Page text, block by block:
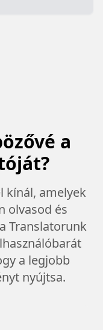
a
kínál, amelyek
olvasod és
Translatorunk
a legjobb
nyújtsa.